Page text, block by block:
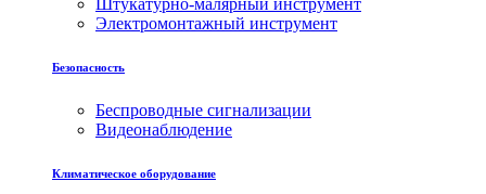
Электромонтажный инструмент
Безопасность
Беспроводные сигнализации
Видеонаблюдение
Климатическое оборудование